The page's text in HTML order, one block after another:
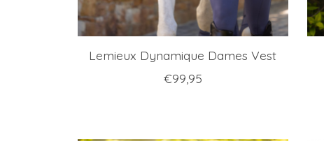
Lemieux Dynamique Dames Vest
€99,95